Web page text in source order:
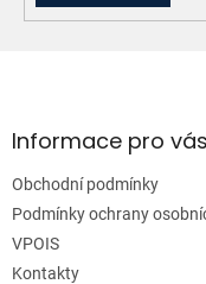
aInformace pro vás
Obchodní podmínky
Podmínky ochrany
VPOIS
Kontakty